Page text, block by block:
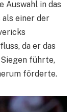
Auswahl in das
einer der
da er das
führte,
förderte.